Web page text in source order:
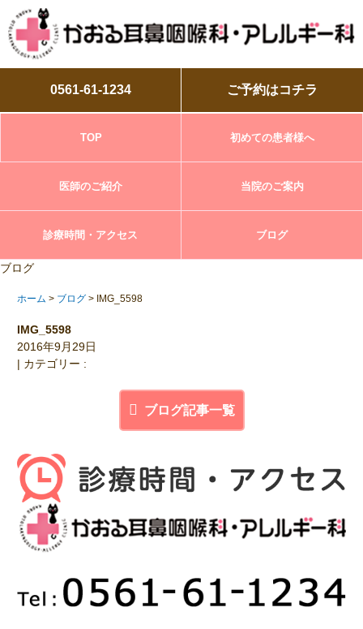
0561-61-1234 ご予約はコチラ
TOP 初めての患者様へ
医師のご紹介 当院のご案内
診療時間・アクセス ブログ
ブログ
ホーム > ブログ > IMG_5598
IMG_5598
2016年9月29日
| カテゴリー :
ブログ記事一覧